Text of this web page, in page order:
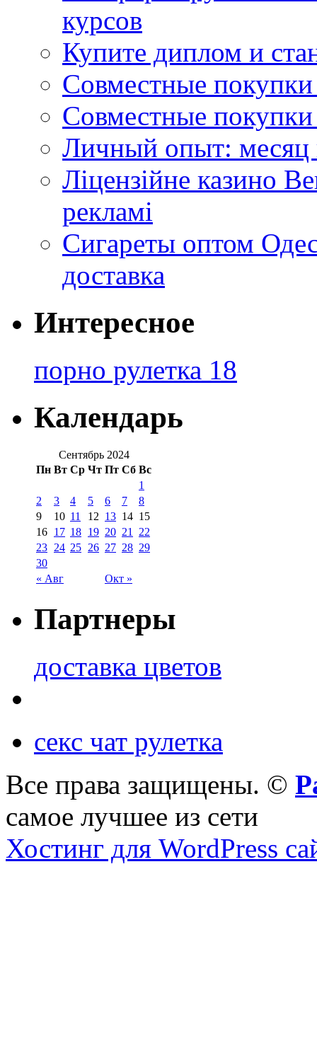
курсов
Купите диплом и
Совместные
Совместные покупки
Личный опыт: месяц
Ліцензійне казино
рекламі
Сигареты оптом
доставка
Интересное
порно рулетка 18
Календарь
Сентябрь 2024
Пн Вт Ср Чт Пт Сб Вс
« Авг Окт »
1
2
3 4 5 6 7
8
9
10 11 12 13 14 15
16 17 18 19 20 21
22
23 24 25 26 27 28 29
30
Партнеры
доставка цветов
секс чат рулетка
Все права защищены. ©
самое лучшее из сети
Хостинг для WordPress